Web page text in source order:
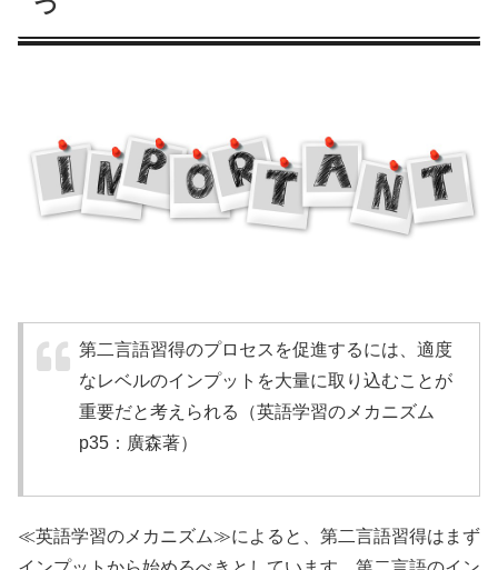
つ
第二言語習得のプロセスを促進するには、適度
なレベルのインプットを大量に取り込むことが
重要だと考えられる（英語学習のメカニズム
p35：廣森著）
≪英語学習のメカニズム≫によると、第二言語習得はまず